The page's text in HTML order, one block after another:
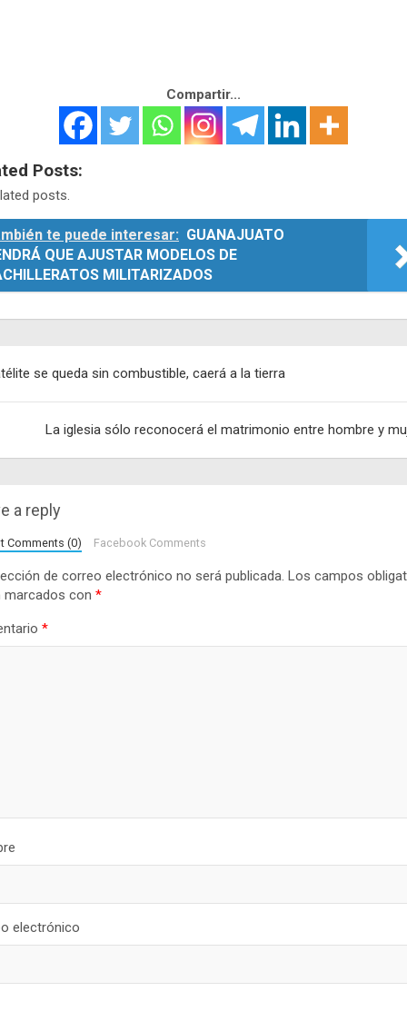
Compartir...
Posts:
posts.
te puede interesar: GUANAJUATO
QUE AJUSTAR MODELOS DE
MILITARIZADOS
se queda sin combustible, caerá a la tierra
La iglesia sólo reconocerá el matrimonio entre hombre y
a reply
Comments (0) Facebook Comments
de correo electrónico no será publicada. Los campos
marcados con *
*
electrónico